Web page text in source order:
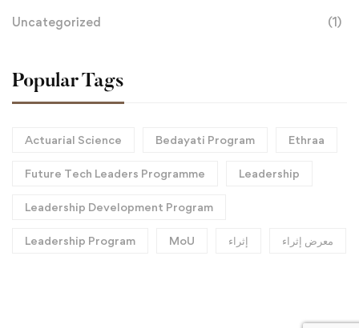
Uncategorized (1)
Popular Tags
Actuarial Science Bedayati Program Ethraa
Future Tech Leaders Programme Leadership
Leadership Development Program
Leadership Program MoU إثراء معرض إثراء